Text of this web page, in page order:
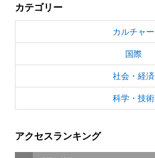
カテゴリー
カルチャー
国際
社会・経済
科学・技術
アクセスランキング